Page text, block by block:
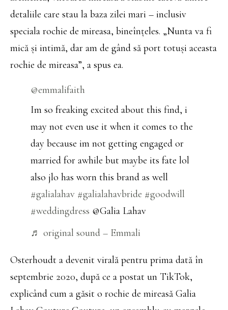
detaliile care stau la baza zilei mari – inclusiv
speciala rochie de mireasa, bineînțeles. „Nunta va fi
mică și intimă, dar am de gând să port totuși aceasta
rochie de mireasa”, a spus ea.
@emmalifaith
Im so freaking excited about this find, i
may not even use it when it comes to the
day because im not getting engaged or
married for awhile but maybe its fate lol
also jlo has worn this brand as well
#galialahav #galialahavbride #goodwill
#weddingdress @Galia Lahav
♬ original sound – Emmali
Osterhoudt a devenit virală pentru prima dată în
septembrie 2020, după ce a postat un TikTok,
explicând cum a găsit o rochie de mireasă Galia